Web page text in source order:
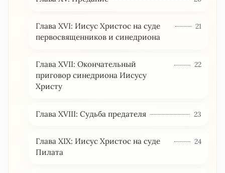
Глава XVI: Иисус Христос на суде
первосвященников и синедриона
21
Глава XVII: Окончательный
приговор синедриона Иисусу
Христу
22
Глава XVIII: Судьба предателя 23
Глава XIX: Иисус Христос на суде
Пилата
24